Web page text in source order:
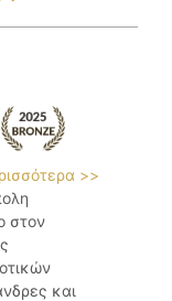
>>
στον
και